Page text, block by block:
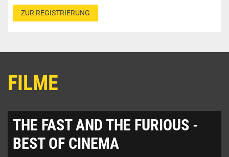
ZUR REGISTRIERUNG
FILME
THE FAST AND THE FURIOUS -
BEST OF CINEMA